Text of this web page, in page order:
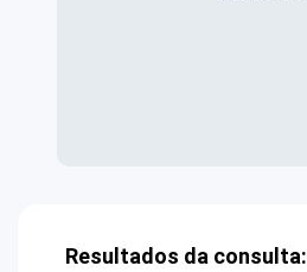
Resultados da consulta: